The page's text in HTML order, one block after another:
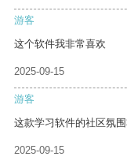
游客
这个软件我非常喜欢
2025-09-15
游客
这款学习软件的社区氛
2025-09-15